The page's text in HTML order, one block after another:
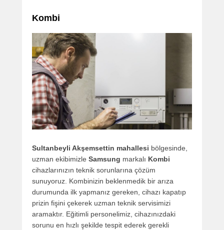
Kombi
Sultanbeyli Akşemsettin mahallesi bölgesinde,
uzman ekibimizle Samsung markalı Kombi
cihazlarınızın teknik sorunlarına çözüm
sunuyoruz. Kombinizin beklenmedik bir arıza
durumunda ilk yapmanız gereken, cihazı kapatıp
prizin fişini çekerek uzman teknik servisimizi
aramaktır. Eğitimli personelimiz, cihazınızdaki
sorunu en hızlı şekilde tespit ederek gerekli